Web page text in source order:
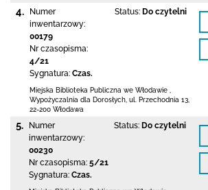
4.
Numer
inwentarzowy:
00179
Nr czasopisma:
4/21
Sygnatura: Czas.
Status: Do czytelni
Miejska Biblioteka Publiczna we Włodawie
Wypożyczalnia dla Dorosłych, ul. Przechodnia 13
22-200 Włodawa
5.
Numer
inwentarzowy:
00230
Nr czasopisma: 5/21
Sygnatura: Czas.
Status: Do czytelni